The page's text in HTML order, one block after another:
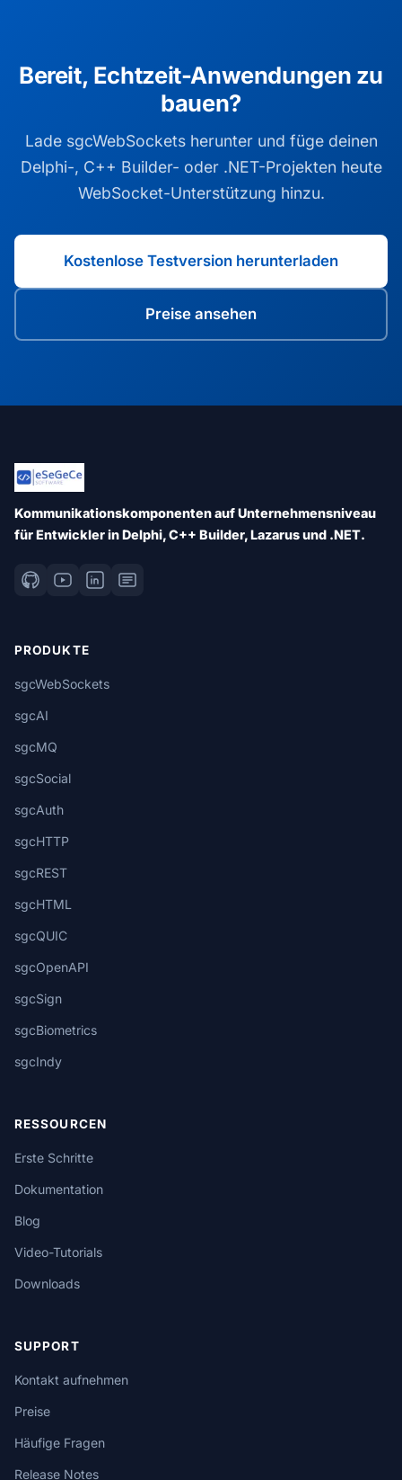
Bereit, Echtzeit-Anwendungen zu
bauen?
Lade sgcWebSockets herunter und füge deinen
Delphi-, C++ Builder- oder .NET-Projekten heute
WebSocket-Unterstützung hinzu.
Kostenlose Testversion herunterladen
Preise ansehen
Kommunikationskomponenten auf Unternehmensniveau
für Entwickler in Delphi, C++ Builder, Lazarus und .NET.
PRODUKTE
sgcWebSockets
sgcAI
sgcMQ
sgcSocial
sgcAuth
sgcHTTP
sgcREST
sgcHTML
sgcQUIC
sgcOpenAPI
sgcSign
sgcBiometrics
sgcIndy
RESSOURCEN
Erste Schritte
Dokumentation
Blog
Video-Tutorials
Downloads
SUPPORT
Kontakt aufnehmen
Preise
Häufige Fragen
Release Notes